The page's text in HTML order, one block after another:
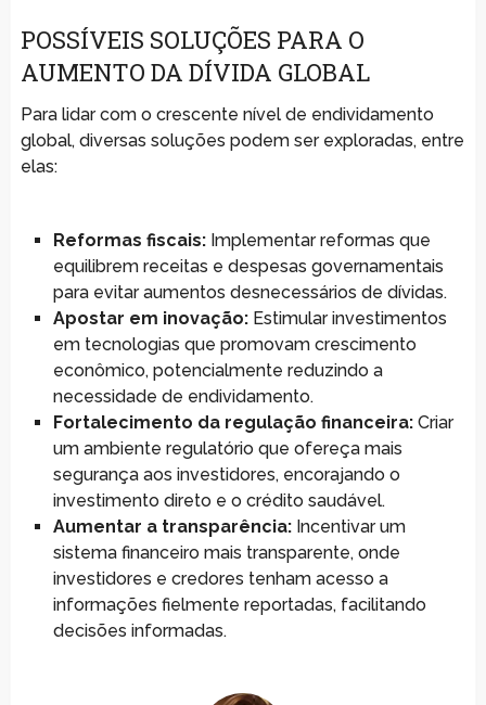
POSSÍVEIS SOLUÇÕES PARA O
AUMENTO DA DÍVIDA GLOBAL
Para lidar com o crescente nível de endividamento
global, diversas soluções podem ser exploradas, entre
elas:
Reformas fiscais:Implementar reformas que
equilibrem receitas e despesas governamentais
para evitar aumentos desnecessários de dívidas.
Apostar em inovação:Estimular investimentos
em tecnologias que promovam crescimento
econômico, potencialmente reduzindo a
necessidade de endividamento.
Fortalecimento da regulação financeira:Criar
um ambiente regulatório que ofereça mais
segurança aos investidores, encorajando o
investimento direto e o crédito saudável.
Aumentar a transparência:Incentivar um
sistema financeiro mais transparente, onde
investidores e credores tenham acesso a
informações fielmente reportadas, facilitando
decisões informadas.